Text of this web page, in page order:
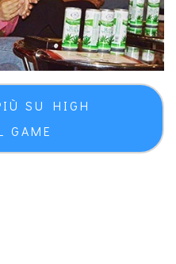
SU HIGH
GAME